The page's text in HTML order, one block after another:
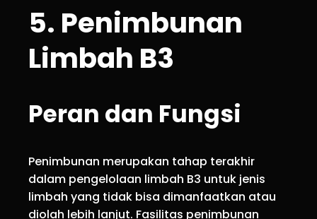
5. Penimbunan
Limbah B3
Peran dan Fungsi
Penimbunan merupakan tahap terakhir
dalam pengelolaan limbah B3 untuk jenis
limbah yang tidak bisa dimanfaatkan atau
diolah lebih lanjut. Fasilitas penimbunan